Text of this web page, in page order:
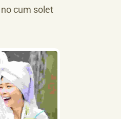
cum solet